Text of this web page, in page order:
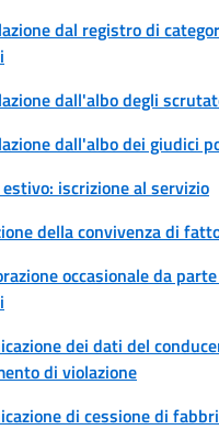
dal registro di
dall'albo degli
dall'albo dei giudici
iscrizione al servizio
della convivenza di
occasionale da
dei dati del
di violazione
di cessione di